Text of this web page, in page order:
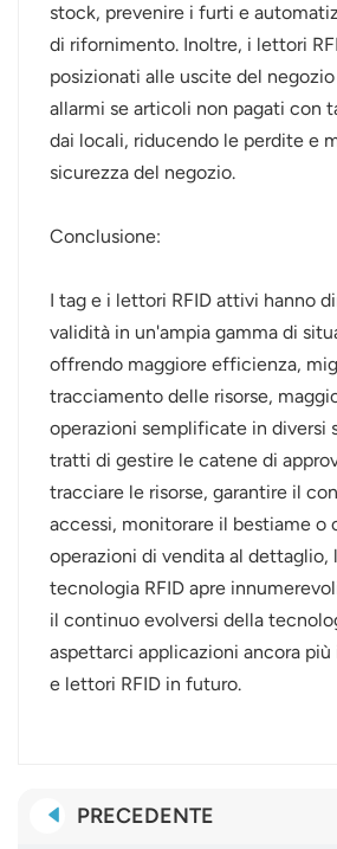
stock, prevenire i furti e
di rifornimento. Inoltre, i lettori
posizionati alle uscite del
allarmi se articoli non pagati con
dai locali, riducendo le perdite e
sicurezza del negozio.
Conclusione:
I tag e i lettori RFID attivi hanno
validità in un'ampia gamma di
offrendo maggiore efficienza,
tracciamento delle risorse,
operazioni semplificate in diversi
tratti di gestire le catene di
tracciare le risorse, garantire il
accessi, monitorare il bestiame o
operazioni di vendita al dettaglio,
tecnologia RFID apre
il continuo evolversi della
aspettarci applicazioni ancora
e lettori RFID in futuro.
PRECEDENTE